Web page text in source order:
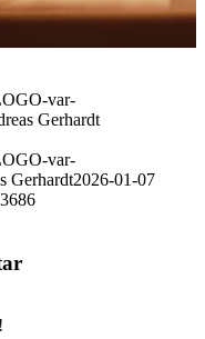
var-
Gerhardt
var-
Gerhardt2026-01-07